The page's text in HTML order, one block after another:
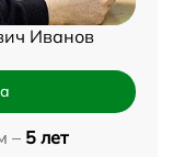
Иванов
– 5 лет